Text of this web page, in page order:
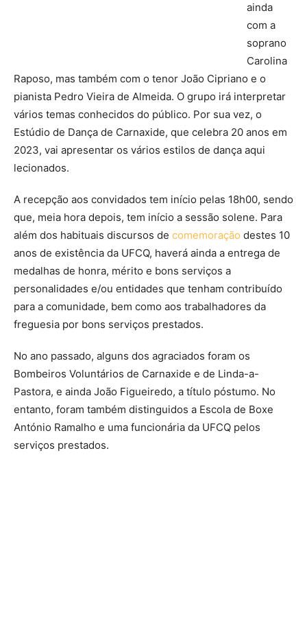
ainda
com a
soprano
Carolina
Raposo, mas também com o tenor João Cipriano e o
pianista Pedro Vieira de Almeida. O grupo irá interpretar
vários temas conhecidos do público. Por sua vez, o
Estúdio de Dança de Carnaxide, que celebra 20 anos em
2023, vai apresentar os vários estilos de dança aqui
lecionados.
A recepção aos convidados tem início pelas 18h00, sendo
que, meia hora depois, tem início a sessão solene. Para
além dos habituais discursos de comemoração destes 10
anos de existência da UFCQ, haverá ainda a entrega de
medalhas de honra, mérito e bons serviços a
personalidades e/ou entidades que tenham contribuído
para a comunidade, bem como aos trabalhadores da
freguesia por bons serviços prestados.
No ano passado, alguns dos agraciados foram os
Bombeiros Voluntários de Carnaxide e de Linda-a-
Pastora, e ainda João Figueiredo, a título póstumo. No
entanto, foram também distinguidos a Escola de Boxe
António Ramalho e uma funcionária da UFCQ pelos
serviços prestados.